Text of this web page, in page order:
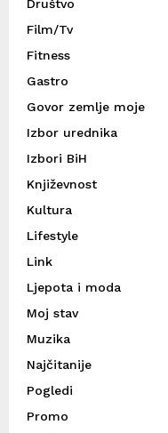
Društvo
Film/Tv
Fitness
Gastro
Govor zemlje moje
Izbor urednika
Izbori BiH
Književnost
Kultura
Lifestyle
Link
Ljepota i moda
Moj stav
Muzika
Najčitanije
Pogledi
Promo